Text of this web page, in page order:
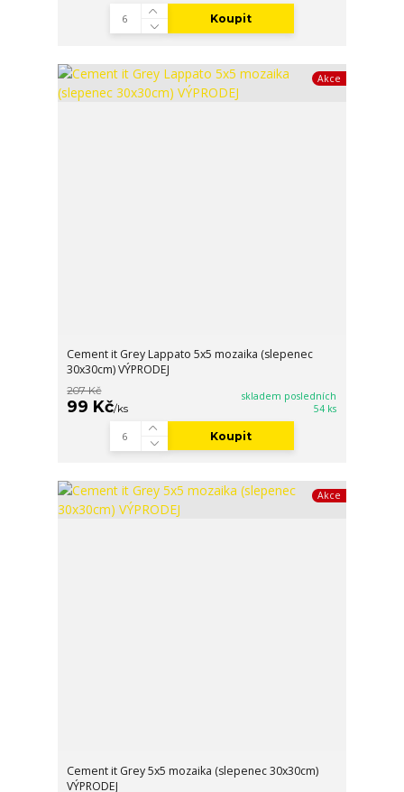
Koupit
Akce
Cement it Grey Lappato 5x5 mozaika (slepenec
30x30cm) VÝPRODEJ
207 Kč
99 Kč/ks
skladem posledních
54 ks
Koupit
Akce
Cement it Grey 5x5 mozaika (slepenec 30x30cm)
VÝPRODEJ